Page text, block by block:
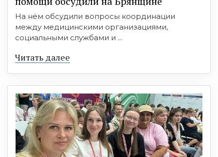
На нём обсудили вопросы координации
между медицинскими организациями,
социальными службами и ...
Читать далее